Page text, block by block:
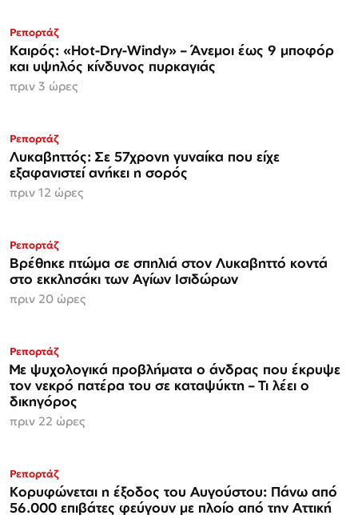
Ρεπορτάζ
Καιρός: «Hot-Dry-Windy» – Άνεμοι έως 9 μποφόρ
και υψηλός κίνδυνος πυρκαγιάς
πριν 3 ώρες
Ρεπορτάζ
Λυκαβηττός: Σε 57χρονη γυναίκα που είχε
εξαφανιστεί ανήκει η σορός
πριν 12 ώρες
Ρεπορτάζ
Βρέθηκε πτώμα σε σπηλιά στον Λυκαβηττό κοντά
στο εκκλησάκι των Αγίων Ισιδώρων
πριν 20 ώρες
Ρεπορτάζ
Με ψυχολογικά προβλήματα ο άνδρας που έκρυψε
τον νεκρό πατέρα του σε καταψύκτη – Τι λέει ο
δικηγόρος
πριν 22 ώρες
Ρεπορτάζ
Κορυφώνεται η έξοδος του Αυγούστου: Πάνω από
56.000 επιβάτες φεύγουν με πλοίο από την Αττική